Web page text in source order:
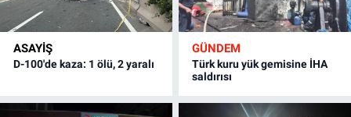
ASAYİŞ
D-100'de kaza: 1 ölü, 2 yaralı
GÜNDEM
Türk kuru yük gemisine İHA
saldırısı